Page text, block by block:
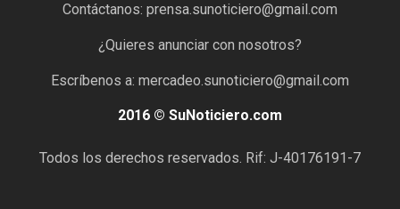
Contáctanos: prensa.sunoticiero@gmail.com
¿Quieres anunciar con nosotros?
Escríbenos a: mercadeo.sunoticiero@gmail.com
2016 © SuNoticiero.com
Todos los derechos reservados. Rif: J-40176191-7